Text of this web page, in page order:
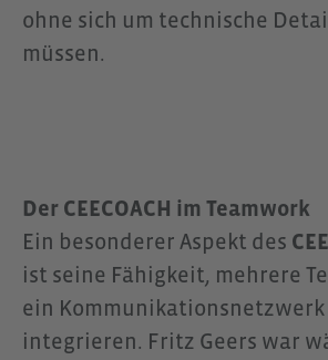
ohne sich um technische
müssen.
Der CEECOACH im Teamwork
Ein besonderer Aspekt des
ist seine Fähigkeit, mehrere
ein Kommunikationsnetzwerk
integrieren. Fritz Geers war